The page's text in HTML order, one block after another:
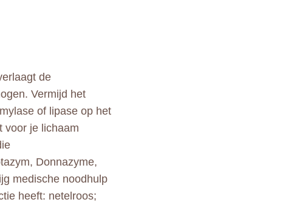
de
Vermijd het
of lipase op het
voor je lichaam
Donnazyme,
medische noodhulp
heeft: netelroos;